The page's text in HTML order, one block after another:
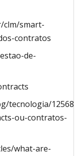
clm/smart-
contratos
de-
tecnologia/12568-
ou-contratos-
what-are-